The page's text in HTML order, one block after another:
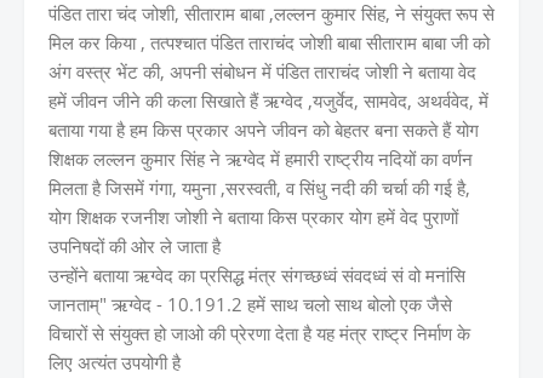
पंडित तारा चंद जोशी, सीताराम बाबा ,लल्लन कुमार सिंह, ने संयुक्त रूप से
मिल कर किया , तत्पश्चात पंडित ताराचंद जोशी बाबा सीताराम बाबा जी को
अंग वस्त्र भेंट की, अपनी संबोधन में पंडित ताराचंद जोशी ने बताया वेद
हमें जीवन जीने की कला सिखाते हैं ऋग्वेद ,यजुर्वेद, सामवेद, अथर्ववेद, में
बताया गया है हम किस प्रकार अपने जीवन को बेहतर बना सकते हैं योग
शिक्षक लल्लन कुमार सिंह ने ऋग्वेद में हमारी राष्ट्रीय नदियों का वर्णन
मिलता है जिसमें गंगा, यमुना ,सरस्वती, व सिंधु नदी की चर्चा की गई है,
योग शिक्षक रजनीश जोशी ने बताया किस प्रकार योग हमें वेद पुराणों
उपनिषदों की ओर ले जाता है
उन्होंने बताया ऋग्वेद का प्रसिद्ध मंत्र संगच्छध्वं संवदध्वं सं वो मनांसि
जानताम्" ऋग्वेद - 10.191.2 हमें साथ चलो साथ बोलो एक जैसे
विचारों से संयुक्त हो जाओ की प्रेरणा देता है यह मंत्र राष्ट्र निर्माण के
लिए अत्यंत उपयोगी है